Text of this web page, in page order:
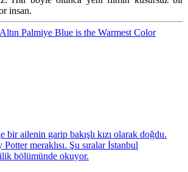
insan.
Altın Palmiye Blue is the Warmest Color
bir ailenin garip bakışlı kızı olarak doğdu.
meraklısı. Şu sıralar İstanbul
bölümünde okuyor.